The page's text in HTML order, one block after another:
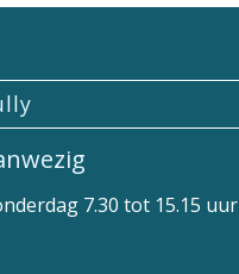
7.30 tot 15.15 uur